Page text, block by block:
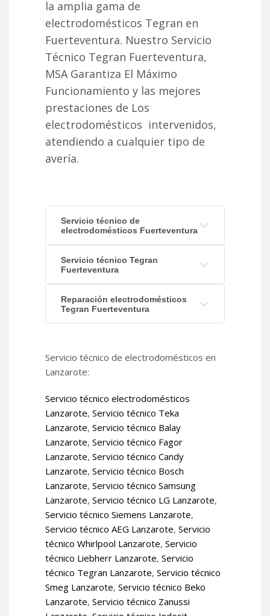
la amplia gama de
electrodomésticos Tegran en
Fuerteventura. Nuestro Servicio
Técnico Tegran Fuerteventura,
MSA Garantiza El Máximo
Funcionamiento y las mejores
prestaciones de Los
electrodomésticos intervenidos,
atendiendo a cualquier tipo de
avería.
Servicio técnico de
electrodomésticos Fuerteventura
Servicio técnico Tegran
Fuerteventura
Reparación electrodomésticos
Tegran Fuerteventura
Servicio técnico de electrodomésticos en
Lanzarote:
Servicio técnico electrodomésticos
Lanzarote, Servicio técnico Teka
Lanzarote, Servicio técnico Balay
Lanzarote, Servicio técnico Fagor
Lanzarote, Servicio técnico Candy
Lanzarote, Servicio técnico Bosch
Lanzarote, Servicio técnico Samsung
Lanzarote, Servicio técnico LG Lanzarote,
Servicio técnico Siemens Lanzarote,
Servicio técnico AEG Lanzarote, Servicio
técnico Whirlpool Lanzarote, Servicio
técnico Liebherr Lanzarote, Servicio
técnico Tegran Lanzarote, Servicio técnico
Smeg Lanzarote, Servicio técnico Beko
Lanzarote, Servicio técnico Zanussi